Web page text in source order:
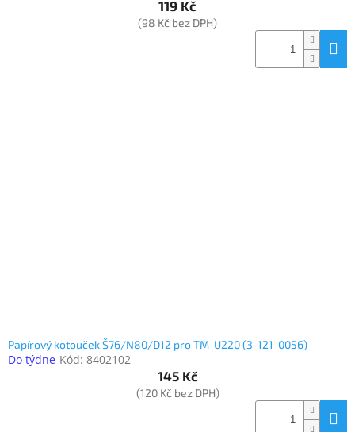
119 Kč
(98 Kč bez DPH)
Papírový kotouček Š76/N80/D12 pro TM-U220 (3-121-0056)
Do týdne Kód: 8402102
145 Kč
(120 Kč bez DPH)